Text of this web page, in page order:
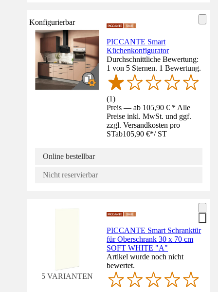
Konfigurierbar
PICCANTE Smart
Küchenkonfigurator
Durchschnittliche Bewertung:
1 von 5 Sternen. 1 Bewertung.
(1)
Preis — ab 105,90 € * Alle
Preise inkl. MwSt. und ggf.
zzgl. Versandkosten pro
STab105,90 €*/ ST
Online bestellbar
Nicht reservierbar
5 VARIANTEN
PICCANTE Smart Schranktür
für Oberschrank 30 x 70 cm
SOFT WHITE "A"
Artikel wurde noch nicht
bewertet.